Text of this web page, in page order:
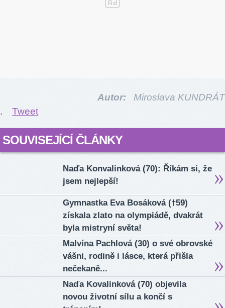
Autor:
Miroslava KUNDRÁT
.
Tweet
SOUVISEJÍCÍ ČLÁNKY
Naďa Konvalinková (70): Říkám si, že
jsem nejlepší!
Gymnastka Eva Bosáková (†59)
získala zlato na olympiádě, dvakrát
byla mistryní světa!
Malvína Pachlová (30) o své obrovské
vášni, rodině i lásce, která přišla
nečekaně...
Naďa Kovalinková (70) objevila
novou životní sílu a končí s